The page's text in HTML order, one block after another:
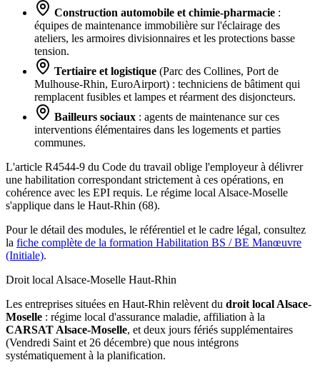
Construction automobile et chimie-pharmacie :
équipes de maintenance immobilière sur l'éclairage des
ateliers, les armoires divisionnaires et les protections basse
tension.
Tertiaire et logistique (Parc des Collines, Port de
Mulhouse-Rhin, EuroAirport) : techniciens de bâtiment qui
remplacent fusibles et lampes et réarment des disjoncteurs.
Bailleurs sociaux : agents de maintenance sur ces
interventions élémentaires dans les logements et parties
communes.
L'article R4544-9 du Code du travail oblige l'employeur à délivrer
une habilitation correspondant strictement à ces opérations, en
cohérence avec les EPI requis. Le régime local Alsace-Moselle
s'applique dans le Haut-Rhin (68).
Pour le détail des modules, le référentiel et le cadre légal, consultez
la fiche complète de la formation Habilitation BS / BE Manœuvre
(Initiale).
Droit local Alsace-Moselle Haut-Rhin
Les entreprises situées en Haut-Rhin relèvent du droit local Alsace-
Moselle : régime local d'assurance maladie, affiliation à la
CARSAT Alsace-Moselle, et deux jours fériés supplémentaires
(Vendredi Saint et 26 décembre) que nous intégrons
systématiquement à la planification.